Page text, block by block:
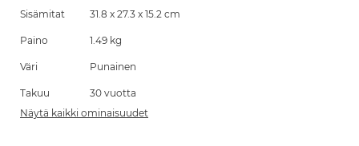
Sisämitat 31.8 x 27.3 x 15.2 cm
Paino 1.49 kg
Väri Punainen
Takuu
30 vuotta
Näytä kaikki ominaisuudet